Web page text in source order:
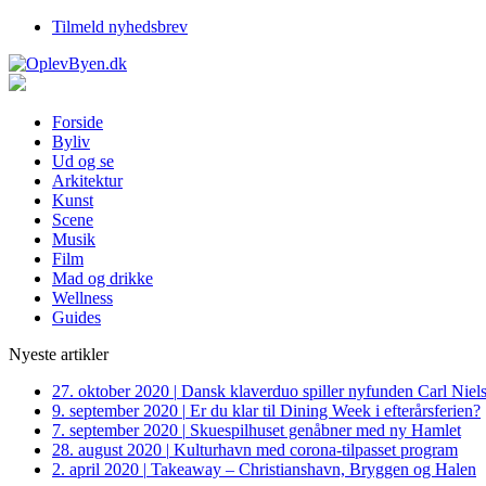
Tilmeld nyhedsbrev
Forside
Byliv
Ud og se
Arkitektur
Kunst
Scene
Musik
Film
Mad og drikke
Wellness
Guides
Nyeste artikler
27. oktober 2020 | Dansk klaverduo spiller nyfunden Carl
9. september 2020 | Er du klar til Dining Week i efterårsferien?
7. september 2020 | Skuespilhuset genåbner med ny Hamlet
28. august 2020 | Kulturhavn med corona-tilpasset program
2. april 2020 | Takeaway – Christianshavn, Bryggen og Halen